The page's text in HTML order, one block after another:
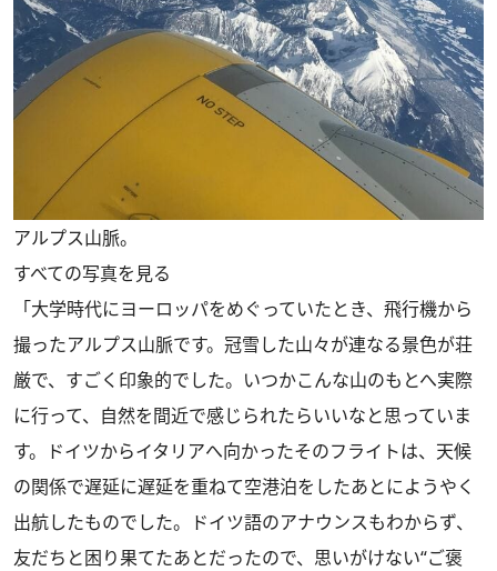
アルプス山脈。
すべての写真を見る
「大学時代にヨーロッパをめぐっていたとき、飛行機から
撮ったアルプス山脈です。冠雪した山々が連なる景色が荘
厳で、すごく印象的でした。いつかこんな山のもとへ実際
に行って、自然を間近で感じられたらいいなと思っていま
す。ドイツからイタリアへ向かったそのフライトは、天候
の関係で遅延に遅延を重ねて空港泊をしたあとにようやく
出航したものでした。ドイツ語のアナウンスもわからず、
友だちと困り果てたあとだったので、思いがけない“ご褒